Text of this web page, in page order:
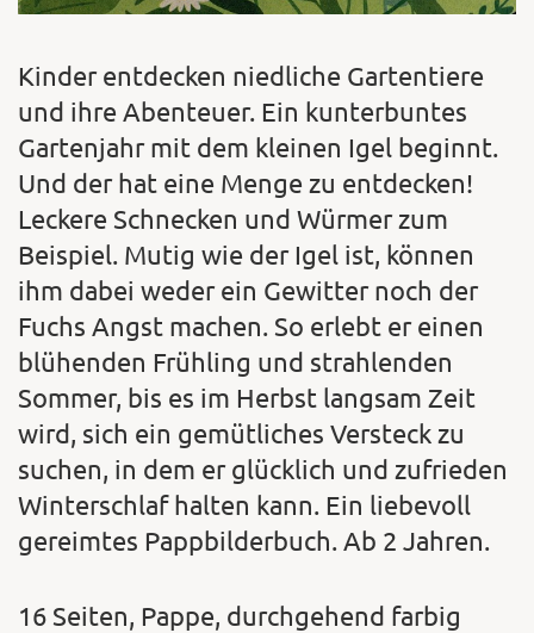
Kinder entdecken niedliche Gartentiere
und ihre Abenteuer. Ein kunterbuntes
Gartenjahr mit dem kleinen Igel beginnt.
Und der hat eine Menge zu entdecken!
Leckere Schnecken und Würmer zum
Beispiel. Mutig wie der Igel ist, können
ihm dabei weder ein Gewitter noch der
Fuchs Angst machen. So erlebt er einen
blühenden Frühling und strahlenden
Sommer, bis es im Herbst langsam Zeit
wird, sich ein gemütliches Versteck zu
suchen, in dem er glücklich und zufrieden
Winterschlaf halten kann. Ein liebevoll
gereimtes Pappbilderbuch. Ab 2 Jahren.
16 Seiten, Pappe, durchgehend farbig